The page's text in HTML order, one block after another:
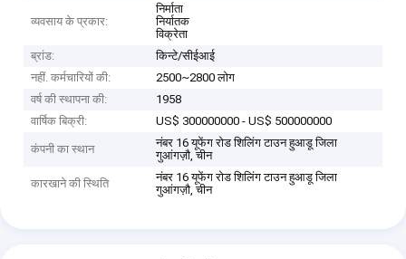
व्यवसाय के प्रकार:
निर्माता
निर्यातक
विक्रेता
ब्रांड:
किन्टे/सीईआई
नहीं. कर्मचारियों की:
2500~2800 लोग
वर्ष की स्थापना की:
1958
वार्षिक बिक्री:
US$ 300000000 - US$ 500000000
कंपनी का स्थान
नंबर 16 यूफेंग रोड शिलिंग टाउन हुआडू जिला
गुआंगज़ौ, चीन
कारखाने की स्थिति
नंबर 16 यूफेंग रोड शिलिंग टाउन हुआडू जिला
गुआंगज़ौ, चीन